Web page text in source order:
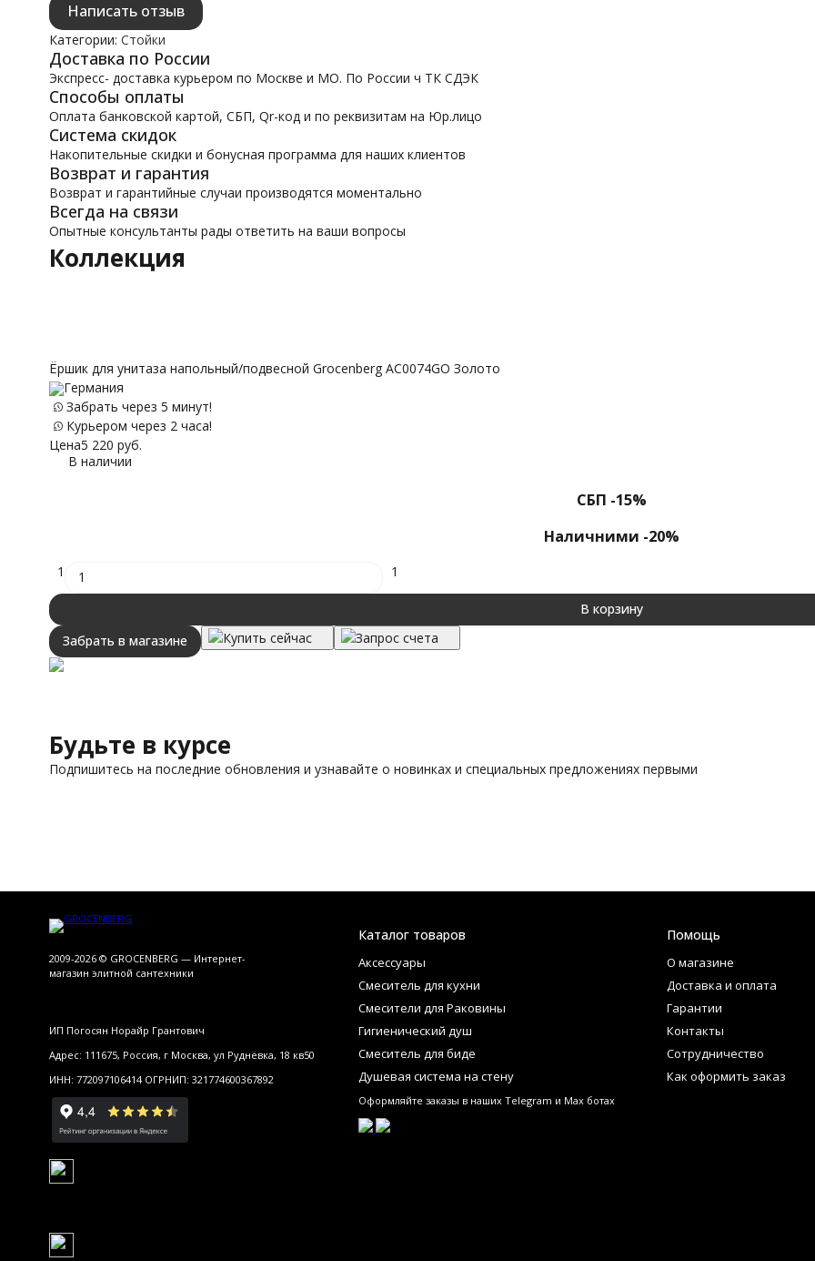
Написать отзыв
Категории: Стойки
Доставка по России
Экспресс- доставка курьером по Москве и МО. По России ч ТК СДЭК
Способы оплаты
Оплата банковской картой, СБП, Qr-код и по реквизитам на Юр.лицо
Система скидок
Накопительные скидки и бонусная программа для наших клиентов
Возврат и гарантия
Возврат и гарантийные случаи производятся моментально
Всегда на связи
Опытные консультанты рады ответить на ваши вопросы
Коллекция
Ёршик для унитаза напольный/подвесной Grocenberg AC0074GO Золото
Германия
Забрать через 5 минут!
Курьером через 2 часа!
Цена5 220 руб.
В наличии
СБП -15%
Наличними -20%
1 1
В корзину
Забрать в магазине
Купить сейчас Запрос счета
Будьте в курсе
Подпишитесь на последние обновления и узнавайте о новинках и специальных предложениях первыми
2009-2026 © GROCENBERG — Интернет-
магазин элитной сантехники
ИП Погосян Норайр Грантович
Адрес: 111675, Россия, г Москва, ул Руднёвка, 18 кв50
ИНН: 772097106414 ОГРНИП: 321774600367892
Каталог товаров
Аксессуары
Смеситель для кухни
Смесители для Раковины
Гигиенический душ
Смеситель для биде
Душевая система на стену
Помощь
О магазине
Доставка и оплата
Гарантии
Контакты
Сотрудничество
Как оформить заказ
Оформляйте заказы в наших Telegram и Max ботах